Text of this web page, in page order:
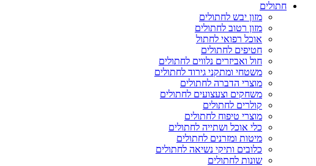
חתולים
מזון יבש לחתולים
מזון רטוב לחתולים
אוכל רפואי לחתול
חטיפים לחתולים
חול ואביזרים נלווים לחתולים
משטחי ומתקני גירוד לחתולים
מוצרי הדברה לחתולים
משחקים וצעצועים לחתולים
קולרים לחתולים
מוצרי טיפוח לחתולים
כלי אוכל ושתייה לחתולים
מיטות ומזרנים לחתולים
כלובים ותיקי נשיאה לחתולים
שונות לחתולים